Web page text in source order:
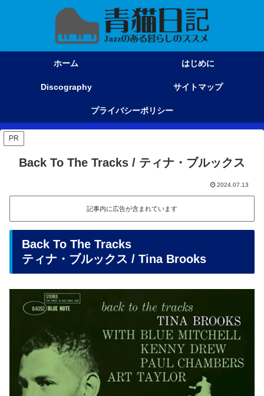
ホーム はじめに
Discography サイトマップ
プライバシーポリシー
PR
Back To The Tracks / ティナ・ブルックス
2024.07.13
記事内に広告が含まれています
Back To The Tracks
ティナ・ブルックス / Tina Brooks